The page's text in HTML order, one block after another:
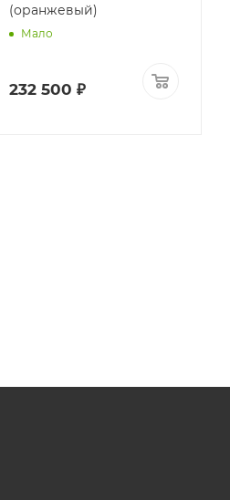
(оранжевый)
Мало
232 500 ₽